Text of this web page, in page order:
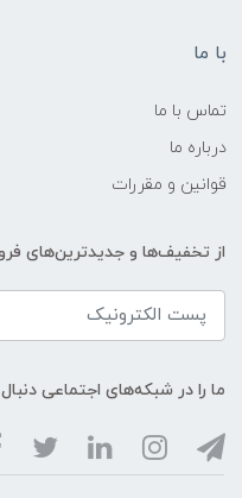
با ما
تماس با ما
درباره ما
قوانین و مقررات
از تخفیف‌ها و جدیدترین‌های
ما را در شبکه‌های اجتماعی